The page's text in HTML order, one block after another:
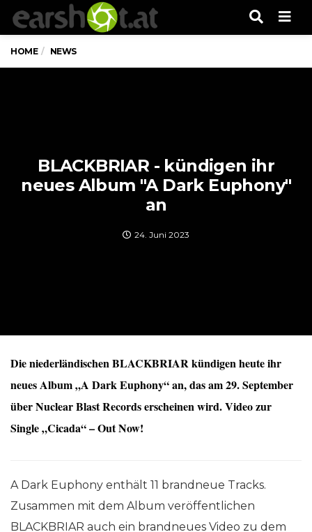
HOME NEWS
BLACKBRIAR - kündigen ihr
neues Album "A Dark Euphony"
an
24. Juni 2023
Die niederländischen BLACKBRIAR kündigen heute ihr
neues Album „A Dark Euphony“ an, das am 29. September
über Nuclear Blast Records erscheinen wird. Video zur
Single „Cicada“ – Out Now!
A Dark Euphony enthält 11 brandneue Tracks.
Zusammen mit dem Album veröffentlichen
BLACKBRIAR auch ein brandneues Video zu dem